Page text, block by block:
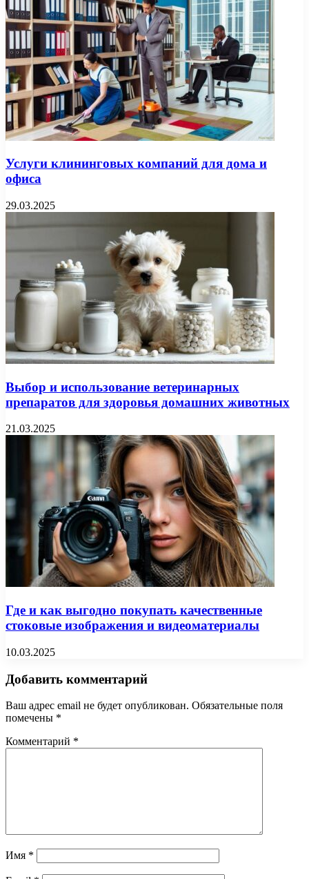
Услуги клининговых компаний для дома и
офиса
29.03.2025
Выбор и использование ветеринарных
препаратов для здоровья домашних животных
21.03.2025
Где и как выгодно покупать качественные
стоковые изображения и видеоматериалы
10.03.2025
Добавить комментарий
Ваш адрес email не будет опубликован. Обязательные поля
помечены *
Комментарий *
Имя *